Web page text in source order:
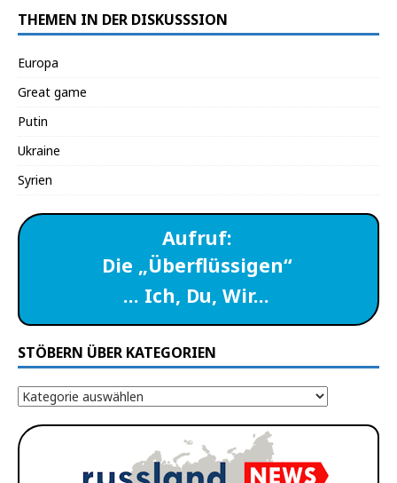
THEMEN IN DER DISKUSSSION
Europa
Great game
Putin
Ukraine
Syrien
Aufruf:
Die „Überflüssigen“
… Ich, Du, Wir…
STÖBERN ÜBER KATEGORIEN